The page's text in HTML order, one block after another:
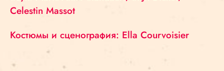
Celestin Massot
Костюмы и сценография: Ella Courvoisier